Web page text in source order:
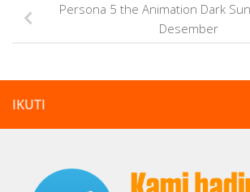
Persona 5 the Animation Dark
Desember
IKUTI